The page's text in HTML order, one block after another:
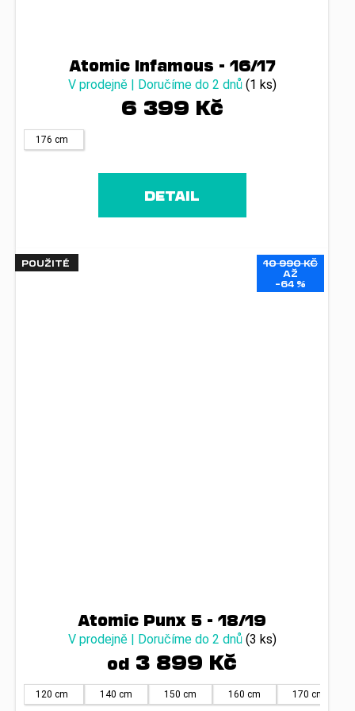
Atomic Infamous - 16/17
V prodejně | Doručíme do 2 dnů (1 ks)
6 399 Kč
176 cm
DETAIL
POUŽITÉ
10 990 KČ
AŽ
–64 %
Atomic Punx 5 - 18/19
V prodejně | Doručíme do 2 dnů (3 ks)
od 3 899 Kč
120 cm 140 cm 150 cm 160 cm 170 cm